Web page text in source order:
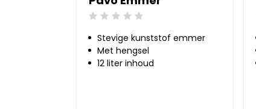
Beoordeling: 0/5
Stevige kunststof emmer
Met hengsel
12 liter inhoud